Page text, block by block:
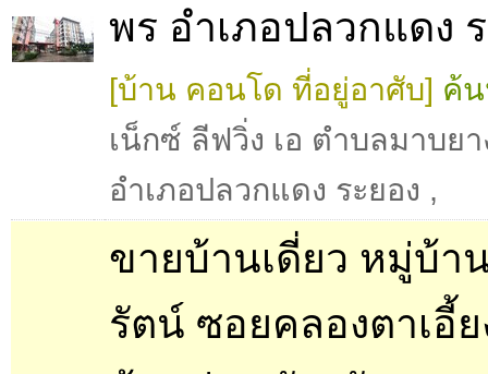
พร อำเภอปลวกแดง
[บ้าน คอนโด ที่อยู่อาศับ] ค้
เน็กซ์ ลีฟวิ่ง เอ ตำบลมาบยา
อำเภอปลวกแดง ระยอง ,
ขายบ้านเดี่ยว หมู่บ้
รัตน์ ซอยคลองตาเอี้ย